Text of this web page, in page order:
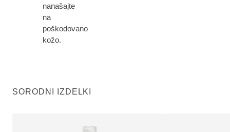
nanašajte
na
poškodovano
kožo.
SORODNI IZDELKI